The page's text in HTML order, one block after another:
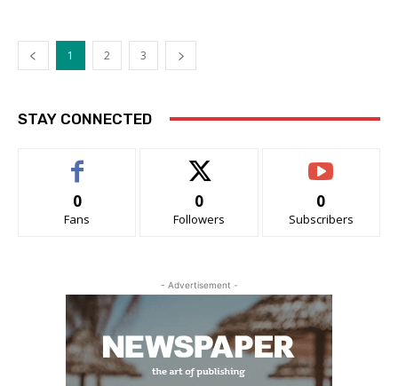
1 2 3
STAY CONNECTED
0
Fans
0
Followers
0
Subscribers
- Advertisement -